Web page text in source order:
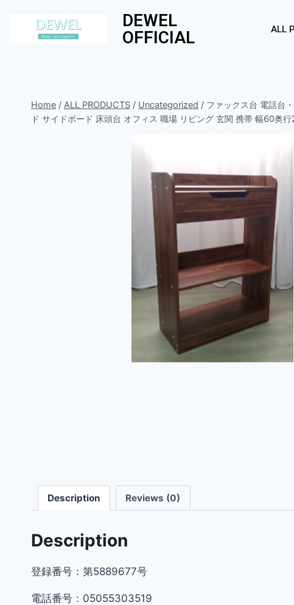
DEWEL
OFFICIAL
ALL
Home / ALL PRODUCTS / Uncategorized / ファックス台 電話台
ド サイドボード 床頭台 オフィス 職場 リビング 玄関 携帯 幅60奥
Description Reviews (0)
Description
登録番号：第5889677号
電話番号：05055303519